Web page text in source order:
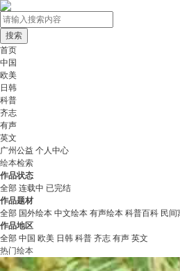
首页
中国
欧美
日韩
科普
齐志
有声
英文
广州公益 个人中心
绘本检索
作品状态
全部 连载中 已完结
作品题材
全部 国外绘本 中文绘本 有声绘本 科普百科 民间
作品地区
全部 中国 欧美 日韩 科普 齐志 有声 英文
热门绘本